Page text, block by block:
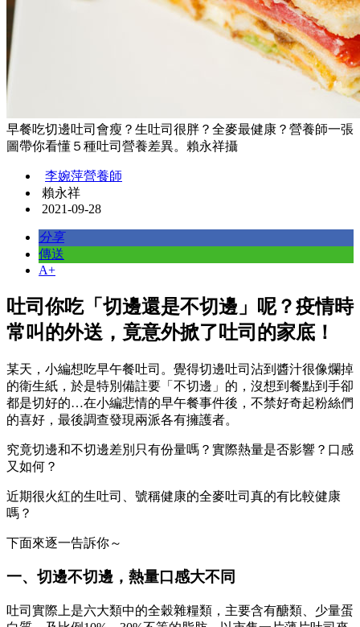
早餐吃切邊吐司會瘦？生吐司很胖？全麥最健康？營養師一張
圖帶你看懂５種吐司營養差異。賴永祥攝
李婉萍營養師
賴永祥
2021-09-28
分享
傳送
A+
吐司你吃「切邊還是不切邊」呢？疫情時
常叫的外送，竟意外掀了吐司的家底！
某天，小編想吃早午餐吐司。覺得切邊吐司沾到醬汁很像爛掉
的衛生紙，於是特別備註要「不切邊」的，沒想到餐點到手卻
都是切好的…在小編悲情的早午餐事件後，不禁好奇起粉絲們
的喜好，最後調查發現兩派各有擁護者。
究竟切邊和不切邊差別只有份量嗎？實際熱量是否影響？口感
又如何？
近期很火紅的生吐司、號稱健康的全麥吐司真的有比較健康
嗎？
下面來逐一告訴你～
一、切邊不切邊，熱量口感大不同
吐司實際上是六大類中的全穀雜糧類，主要含有醣類、少量蛋